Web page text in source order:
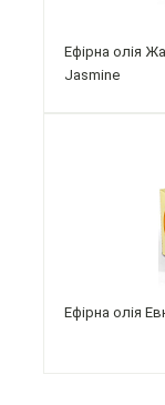
Ефірна олія
Jasmine
Ефірна олія